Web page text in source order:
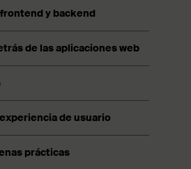
y backend
de las aplicaciones web
de usuario
prácticas